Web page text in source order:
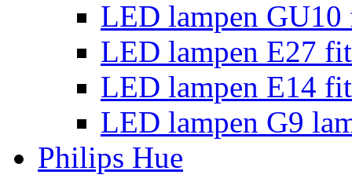
LED lampen
LED lampen E27
LED lampen E14
LED lampen G9
Philips Hue